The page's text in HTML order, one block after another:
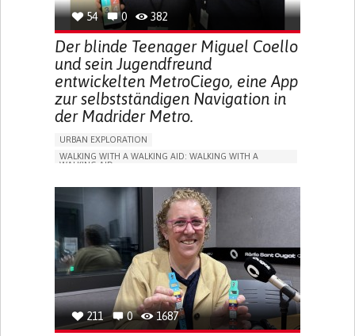
54 0 382
Der blinde Teenager Miguel Coello
und sein Jugendfreund
entwickelten MetroCiego, eine App
zur selbstständigen Navigation in
der Madrider Metro.
URBAN EXPLORATION
WALKING WITH A WALKING AID: WALKING WITH A
WALKING AID
APP (INCLUDING WHEN CONNECTED WITH WEARABLE)
ONLINE SERVICE
SOCIAL WITHDRAWAL OR ISOLATION
VISION PROBLEMS
PROMOTING INCLUSIVITY AND SOCIAL INTEGRATION
OPHTHALMOLOGY
SPAIN
211 0 1687